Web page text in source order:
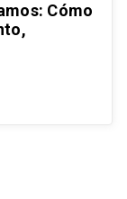
Cómo